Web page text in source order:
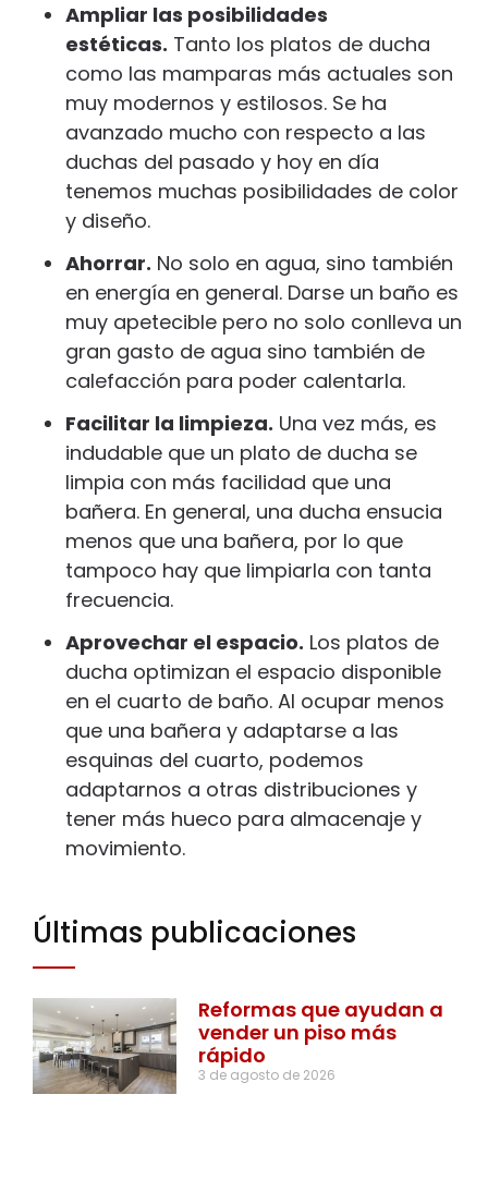
Ampliar las posibilidades
estéticas. Tanto los platos de ducha
como las mamparas más actuales son
muy modernos y estilosos. Se ha
avanzado mucho con respecto a las
duchas del pasado y hoy en día
tenemos muchas posibilidades de color
y diseño.
Ahorrar. No solo en agua, sino también
en energía en general. Darse un baño es
muy apetecible pero no solo conlleva un
gran gasto de agua sino también de
calefacción para poder calentarla.
Facilitar la limpieza. Una vez más, es
indudable que un plato de ducha se
limpia con más facilidad que una
bañera. En general, una ducha ensucia
menos que una bañera, por lo que
tampoco hay que limpiarla con tanta
frecuencia.
Aprovechar el espacio. Los platos de
ducha optimizan el espacio disponible
en el cuarto de baño. Al ocupar menos
que una bañera y adaptarse a las
esquinas del cuarto, podemos
adaptarnos a otras distribuciones y
tener más hueco para almacenaje y
movimiento.
Últimas publicaciones
Reformas que ayudan a
vender un piso más
rápido
3 de agosto de 2026